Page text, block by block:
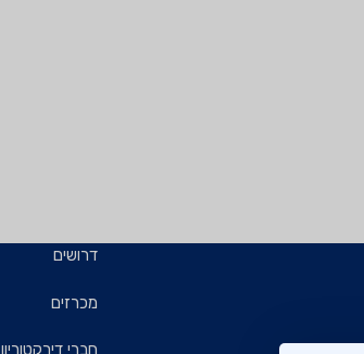
דרושים
מכרזים
חברי דירקטוריון